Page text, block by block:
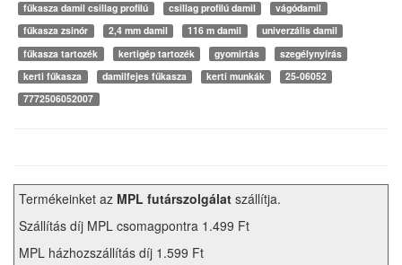
fűkasza damil csillag profilú
csillag profilú damil
vágódamil
fűkasza zsinór
2,4 mm damil 116 m damil
univerzális damil
fűkasza tartozék
kertigép tartozék gyomirtás
szegélynyírás
kerti fűkasza
damilfejes fűkasza kerti munkák
25-06052
7772506052007
Termékeinket az MPL futárszolgálat szállítja.
Szállítás díj MPL csomagpontra 1.499 Ft
MPL házhozszállítás díj 1.599 Ft